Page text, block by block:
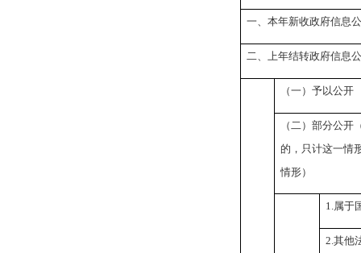
一、本年新收政府信息
二、上年结转政府信息
（一）予以公开
（二）部分公开
的，只计这一情
情形）
1.属于
2.其他